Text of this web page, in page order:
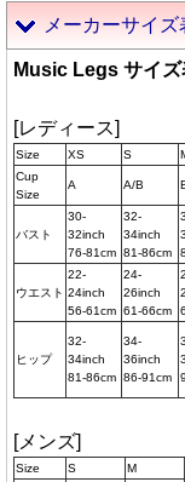
メーカーサイズ
Music Legs サイズ
[レディース]
Size XS S
Cup
Size
A A/B
バスト
30-
32inch
76-81cm
32-
34inch
81-86cm
ウエスト
22-
24inch
56-61cm
24-
26inch
61-66cm
ヒップ
32-
34inch
81-86cm
34-
36inch
86-91cm
[メンズ]
Size S M